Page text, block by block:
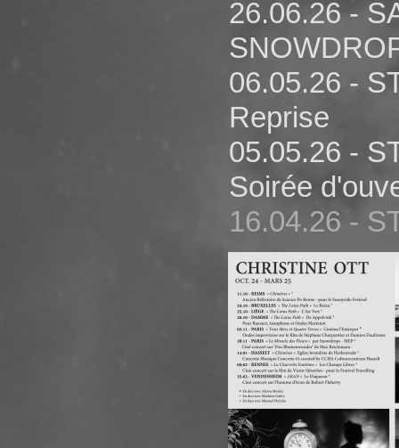
26.06.26 -
06.05.26 -
Reprise
05.05.26 -
Soirée
16.04.26 -
concert des
28 &
d'Art
21.03.26 -
de Dreux,
07.02.26 -